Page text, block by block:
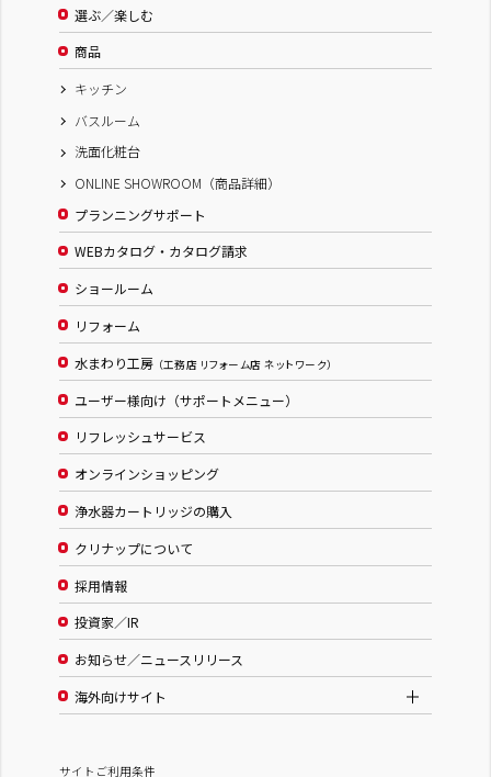
選ぶ／楽しむ
商品
キッチン
バスルーム
洗面化粧台
ONLINE SHOWROOM（商品詳細）
プランニングサポート
WEBカタログ・カタログ請求
ショールーム
リフォーム
水まわり工房 （工務店 リフォーム店 ネットワーク）
ユーザー様向け（サポートメニュー）
リフレッシュサービス
オンラインショッピング
浄水器カートリッジの購入
クリナップについて
採用情報
投資家／IR
お知らせ／ニュースリリース
海外向けサイト
サイトご利用条件